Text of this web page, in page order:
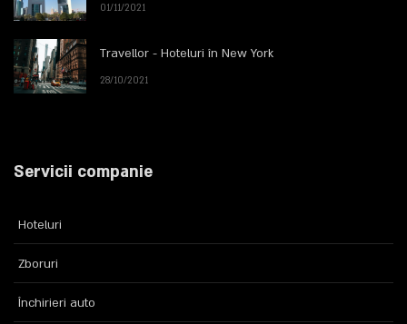
01/11/2021
Travellor - Hoteluri în New York
28/10/2021
Servicii companie
Hoteluri
Zboruri
Închirieri auto